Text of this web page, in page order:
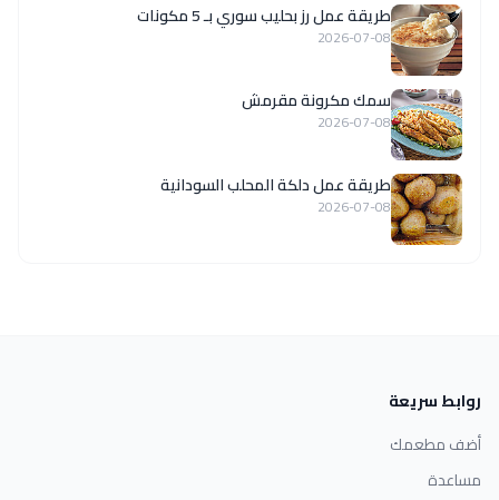
طريقة عمل رز بحليب سوري بـ 5 مكونات
2026-07-08
سمك مكرونة مقرمش
2026-07-08
طريقة عمل دلكة المحلب السودانية
2026-07-08
روابط سريعة
أضف مطعمك
مساعدة